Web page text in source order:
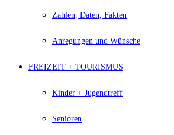
Zahlen, Daten, Fakten
Anregungen und Wünsche
FREIZEIT + TOURISMUS
Kinder + Jugendtreff
Senioren